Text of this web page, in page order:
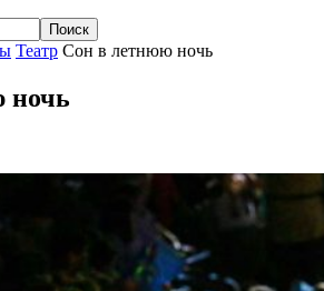
Театр Сон в летнюю ночь
ночь